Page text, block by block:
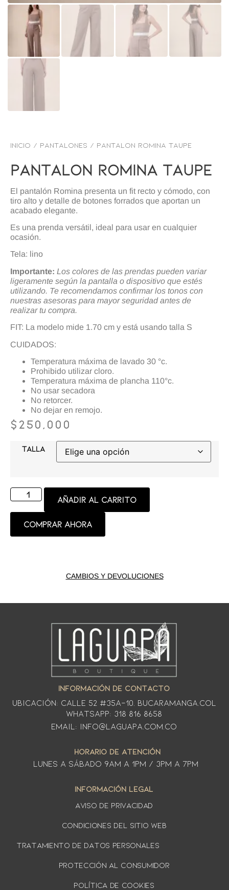
Inicio / PANTALONES / Pantalon romina taupe
Pantalon Romina Taupe
El pantalón Romina presenta un fit recto y cómodo, con
tiro alto y detalle de botones forrados que aportan un
acabado elegante.
Es una prenda versátil, ideal para usar en cualquier
ocasión.
Tela: lino
Importante: Los colores de las prendas pueden variar
ligeramente según la pantalla o dispositivo que estés
utilizando. Te recomendamos confirmar los tonos con
nuestras asesoras para mayor seguridad antes de
realizar tu compra.
FIT: La modelo mide 1.70 cm y está usando talla S
CUIDADOS:
Temperatura máxima de lavado 30 °c.
Prohibido utilizar cloro.
Temperatura máxima de plancha 110°c.
No usar secadora
No retorcer.
No dejar en remojo.
$250,000
TALLA
Añadir al carrito
Comprar ahora
CAMBIOS Y DEVOLUCIONES
INFORMACIÓN DE CONTACTO
Ubicación: CALLE 52 #35A-10. Bucaramanga.Col
WhatsApp: 318 816 8658
Email: info@laguapa.com.co
HORARIO DE ATENCIÓN
LUNES A SÁbado 9am a 1pm / 3pm a 7pm
INFORMACIÓN LEGAL
AVISO DE PRIVACIDAD
Condiciones del sitio web
TRATAMIENTO DE DATOS PERSONALES
PROTECCIÓN AL CONSUMIDOR
Política de cookies